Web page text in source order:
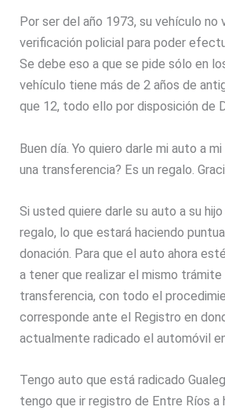
Por ser del año 1973, su vehículo no
verificación policial para poder
Se debe eso a que se pide sólo en
vehículo tiene más de 2 años de
que 12, todo ello por disposición de
Buen día. Yo quiero darle mi auto a
una transferencia? Es un regalo.
Si usted quiere darle su auto a su
regalo, lo que estará haciendo
donación. Para que el auto ahora
a tener que realizar el mismo trámite
transferencia, con todo el
corresponde ante el Registro en
actualmente radicado el automóvil
Tengo auto que está radicado
tengo que ir registro de Entre Ríos a